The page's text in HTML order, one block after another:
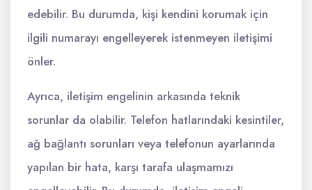
edebilir. Bu durumda, kişi kendini korumak için
ilgili numarayı engelleyerek istenmeyen iletişimi
önler.
Ayrıca, iletişim engelinin arkasında teknik
sorunlar da olabilir. Telefon hatlarındaki kesintiler,
ağ bağlantı sorunları veya telefonun ayarlarında
yapılan bir hata, karşı tarafa ulaşmamızı